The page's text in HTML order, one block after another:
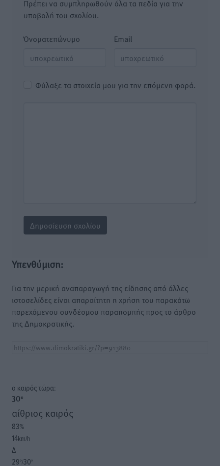
Πρέπει να συμπληρωθούν όλα τα πεδία για την
υποβολή του σχολίου.
Όνοματεπώνυμο Email
Φύλαξε τα στοιχεία μου για την επόμενη φορά.
Υπενθύμιση:
Για την μερική αναπαραγωγή της είδησης από άλλες
ιστοσελίδες είναι απαραίτητη η χρήση του παρακάτω
παρεχόμενου συνδέσμου παραπομπής προς το άρθρο
της Δημοκρατικής.
o καιρός τώρα:
30°
αίθριος καιρός
83%
14km/h
Δ
29°/30°